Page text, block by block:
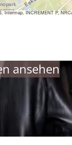
Intermap, INCREMENT P,
ansehen